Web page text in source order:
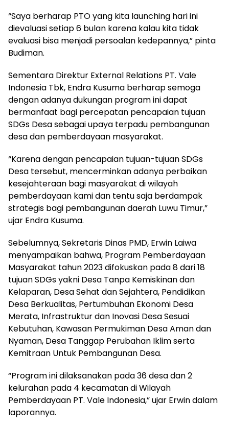
“Saya berharap PTO yang kita launching hari ini
dievaluasi setiap 6 bulan karena kalau kita tidak
evaluasi bisa menjadi persoalan kedepannya,” pinta
Budiman.
Sementara Direktur External Relations PT. Vale
Indonesia Tbk, Endra Kusuma berharap semoga
dengan adanya dukungan program ini dapat
bermanfaat bagi percepatan pencapaian tujuan
SDGs Desa sebagai upaya terpadu pembangunan
desa dan pemberdayaan masyarakat.
“Karena dengan pencapaian tujuan-tujuan SDGs
Desa tersebut, mencerminkan adanya perbaikan
kesejahteraan bagi masyarakat di wilayah
pemberdayaan kami dan tentu saja berdampak
strategis bagi pembangunan daerah Luwu Timur,”
ujar Endra Kusuma.
Sebelumnya, Sekretaris Dinas PMD, Erwin Laiwa
menyampaikan bahwa, Program Pemberdayaan
Masyarakat tahun 2023 difokuskan pada 8 dari 18
tujuan SDGs yakni Desa Tanpa Kemiskinan dan
Kelaparan, Desa Sehat dan Sejahtera, Pendidikan
Desa Berkualitas, Pertumbuhan Ekonomi Desa
Merata, Infrastruktur dan Inovasi Desa Sesuai
Kebutuhan, Kawasan Permukiman Desa Aman dan
Nyaman, Desa Tanggap Perubahan Iklim serta
Kemitraan Untuk Pembangunan Desa.
“Program ini dilaksanakan pada 36 desa dan 2
kelurahan pada 4 kecamatan di Wilayah
Pemberdayaan PT. Vale Indonesia,” ujar Erwin dalam
laporannya.